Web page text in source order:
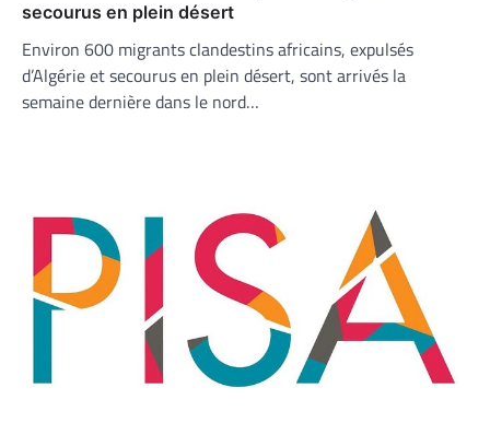
secourus en plein désert
Environ 600 migrants clandestins africains, expulsés
d’Algérie et secourus en plein désert, sont arrivés la
semaine dernière dans le nord…